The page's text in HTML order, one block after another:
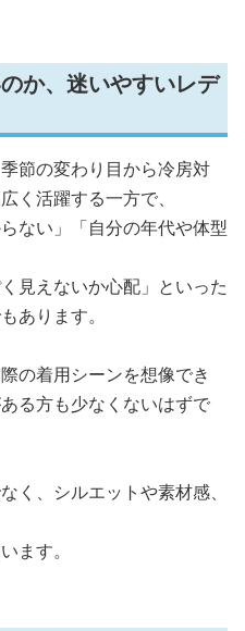
か、迷いやすいレデ
節の変わり目から冷房対
く活躍する一方で、
ない」「自分の年代や体型
見えないか心配」といった
あります。
の着用シーンを想像でき
る方も少なくないはずで
く、シルエットや素材感、
ます。